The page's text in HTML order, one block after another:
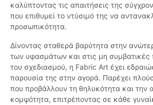
καλύπτοντας τις απαιτήσεις της
που επιθυμεί το ντύσιμό της να
προσωπικότητα.
Δίνοντας σταθερά βαρύτητα στην
των υφασμάτων και στις μη συμβατικές
του σχεδιασμού, η Fabric Art έχει
παρουσία της στην αγορά. Παρέχει
που προβάλλουν τη θηλυκότητα και την
κομψότητα, επιτρέποντας σε κάθε